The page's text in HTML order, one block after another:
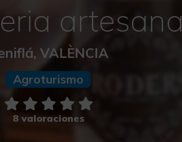
VALÈNCIA
Agroturismo
8 valoraciones